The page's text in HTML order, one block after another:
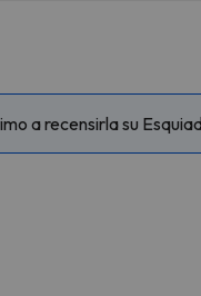
a recensirla su